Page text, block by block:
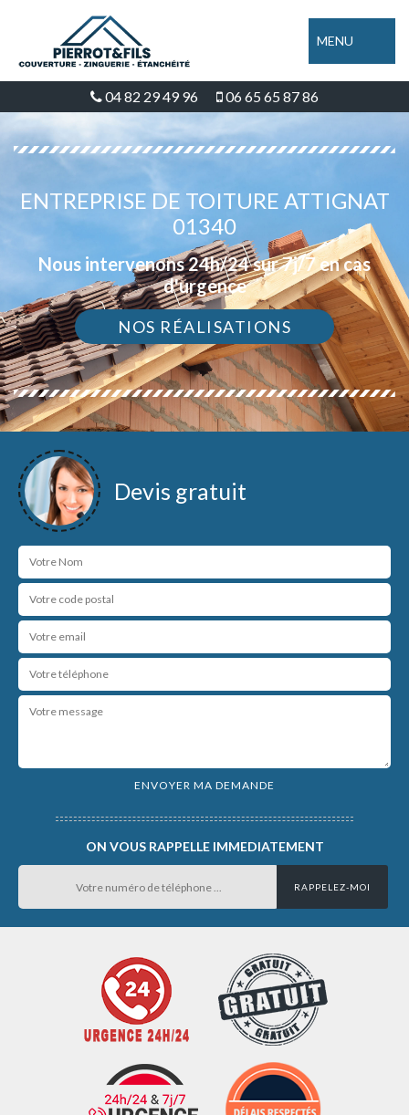
MENU
04 82 29 49 96 06 65 65 87 86
ENTREPRISE DE TOITURE ATTIGNAT
01340
Nous intervenons 24h/24 sur 7j/7 en cas
d'urgence
NOS RÉALISATIONS
Devis gratuit
ON VOUS RAPPELLE IMMEDIATEMENT